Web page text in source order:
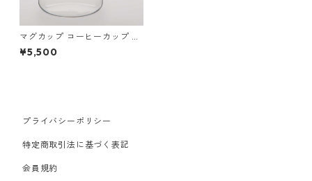
マグカップ コーヒーカップ 深
澤直人 TG Heat-resistant Gl
ass Mug 360ml Exquisite テ
¥5,500
プライバシーポリシー
特定商取引法に基づく表記
会員規約